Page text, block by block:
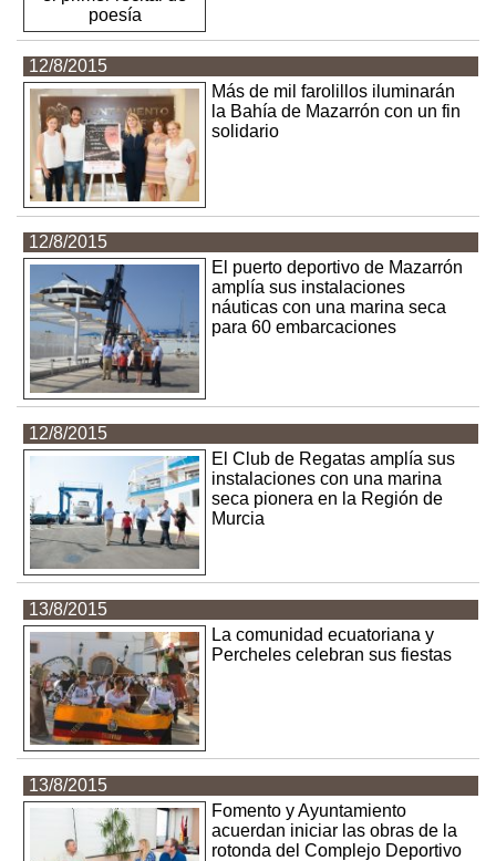
12/8/2015
Más de mil farolillos iluminarán
la Bahía de Mazarrón con un fin
solidario
12/8/2015
El puerto deportivo de Mazarrón
amplía sus instalaciones
náuticas con una marina seca
para 60 embarcaciones
12/8/2015
El Club de Regatas amplía sus
instalaciones con una marina
seca pionera en la Región de
Murcia
13/8/2015
La comunidad ecuatoriana y
Percheles celebran sus fiestas
13/8/2015
Fomento y Ayuntamiento
acuerdan iniciar las obras de la
rotonda del Complejo Deportivo